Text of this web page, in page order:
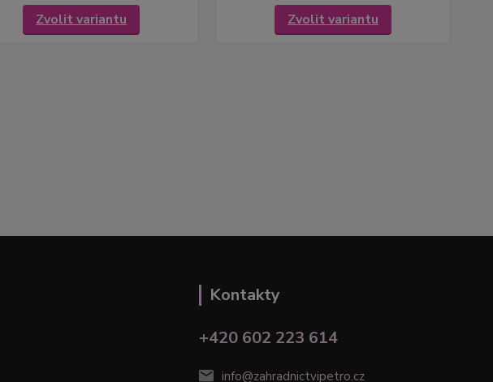
Zvolit variantu Zvolit variantu
Kontakty
+420 602 223 614
info@zahradnictvipetro.cz